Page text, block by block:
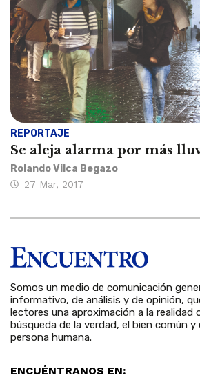
REPORTAJE
Se aleja alarma por más
Rolando Vilca Begazo
27 Mar, 2017
Somos un medio de comunicación
informativo, de análisis y de opinión,
lectores una aproximación a la realidad
búsqueda de la verdad, el bien común y
persona humana.
ENCUÉNTRANOS EN: